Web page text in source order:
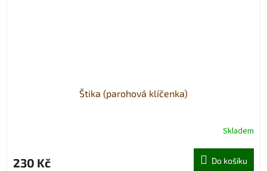
Štika (parohová klíčenka)
Skladem
230 Kč Do košíku